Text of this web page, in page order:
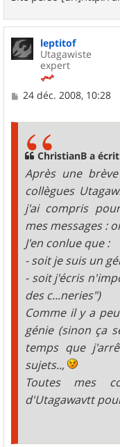
leptitof
Utagawiste
expert
M
24 déc. 2008, 10:28
ChristianB a
Après une
collègues
j'ai compris
mes messages :
J'en conlue que :
- soit je suis un
- soit j'écris
des c...neries")
Comme il y a
génie (sinon ça
temps que
sujets..,
Toutes mes
d'Utagawavtt